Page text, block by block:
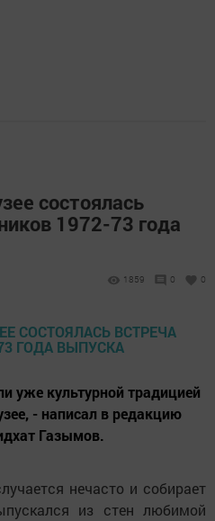
состоялась
1972-73 года
1859 0 0
уже культурной традицией
- написал в редакцию
Газымов.
нечасто и собирает
из стен любимой